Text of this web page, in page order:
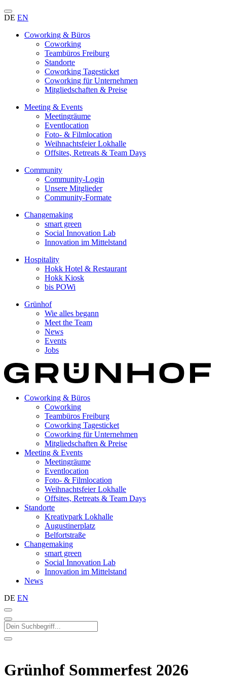
DE EN
Coworking & Büros
Coworking
Teambüros Freiburg
Standorte
Coworking Tagesticket
Coworking für Unternehmen
Mitgliedschaften & Preise
Meeting & Events
Meetingräume
Eventlocation
Foto- & Filmlocation
Weihnachtsfeier Lokhalle
Offsites, Retreats & Team Days
Community
Community-Login
Unsere Mitglieder
Community-Formate
Changemaking
smart green
Social Innovation Lab
Innovation im Mittelstand
Hospitality
Hokk Hotel & Restaurant
Hokk Kiosk
bis POWi
Grünhof
Wie alles begann
Meet the Team
News
Events
Jobs
Coworking & Büros
Coworking
Teambüros Freiburg
Coworking Tagesticket
Coworking für Unternehmen
Mitgliedschaften & Preise
Meeting & Events
Meetingräume
Eventlocation
Foto- & Filmlocation
Weihnachtsfeier Lokhalle
Offsites, Retreats & Team Days
Standorte
Kreativpark Lokhalle
Augustinerplatz
Belfortstraße
Changemaking
smart green
Social Innovation Lab
Innovation im Mittelstand
News
DE EN
Grünhof Sommerfest 2026